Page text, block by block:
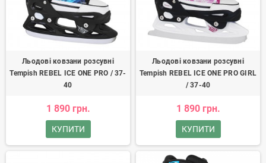
Льодові ковзани розсувні
Tempish REBEL ICE ONE PRO / 37-
40
1 890 грн.
КУПИТИ
Льодові ковзани розсувні
Tempish REBEL ICE ONE PRO GIRL
/ 37-40
1 890 грн.
КУПИТИ